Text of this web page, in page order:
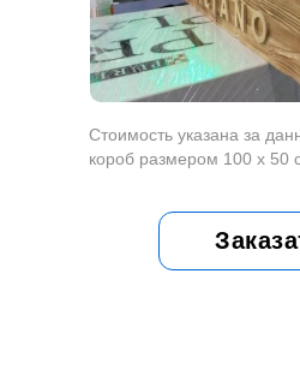
Стоимость указана за
короб размером 100 х 50